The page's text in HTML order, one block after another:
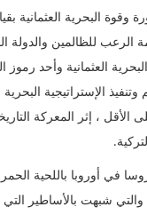
البحرية العثمانية
عشر ملحمة الرعب
العثمانية وأحد
الإستراتيجية
في أوروبا باللحية
والتي شبهت بالأساطير